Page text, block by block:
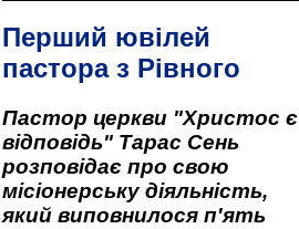
Перший ювілей
пастора з Рівного
Пастор церкви "Христос є
відповідь" Тарас Сень
розповідає про свою
місіонерську діяльність,
який виповнилося п'ять